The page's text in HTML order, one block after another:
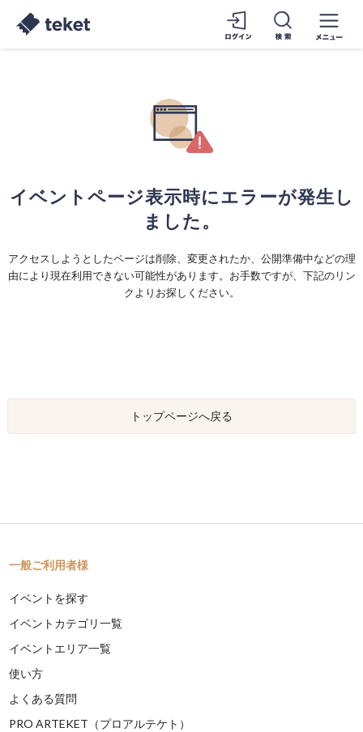
イベントページ表示時にエラーが発生し
ました。
アクセスしようとしたページは削除、変更されたか、公開準備中などの理
由により現在利用できない可能性があります。お手数ですが、下記のリン
クよりお探しください。
トップページへ戻る
一般ご利用者様
イベントを探す
イベントカテゴリ一覧
イベントエリア一覧
使い方
よくある質問
PRO ARTEKET（プロアルテケト）